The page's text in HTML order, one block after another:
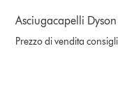
Asciugacapelli
Prezzo di vendita